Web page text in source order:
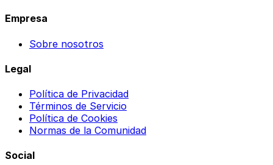
Empresa
Sobre nosotros
Legal
Política de Privacidad
Términos de Servicio
Política de Cookies
Normas de la Comunidad
Social